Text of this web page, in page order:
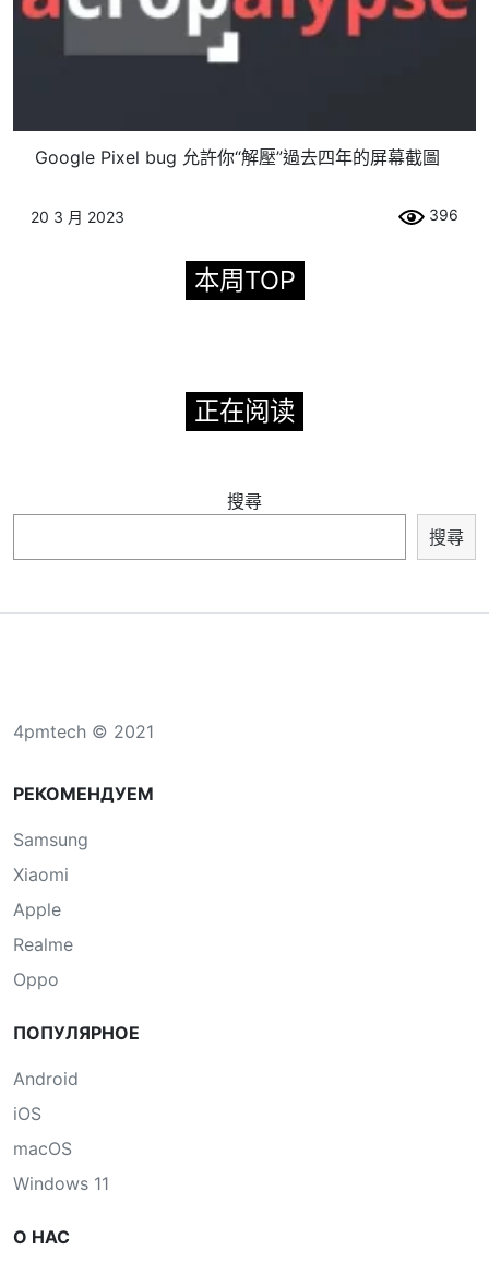
Google Pixel bug 允許你“解壓”過去四年的屏幕截圖
20 3 月 2023 396
本周TOP
正在阅读
搜尋
搜尋
4pmtech © 2021
РЕКОМЕНДУЕМ
Samsung
Xiaomi
Apple
Realme
Oppo
ПОПУЛЯРНОЕ
Android
iOS
macOS
Windows 11
О НАС